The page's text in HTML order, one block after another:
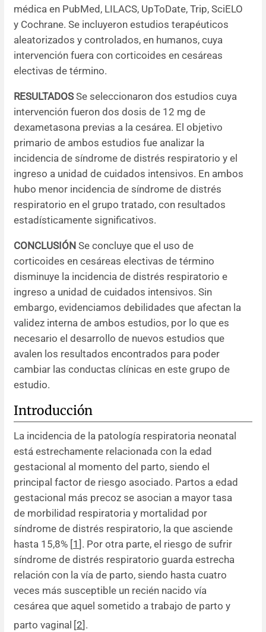
médica en PubMed, LILACS, UpToDate, Trip, SciELO
y Cochrane. Se incluyeron estudios terapéuticos
aleatorizados y controlados, en humanos, cuya
intervención fuera con corticoides en cesáreas
electivas de término.
RESULTADOS Se seleccionaron dos estudios cuya
intervención fueron dos dosis de 12 mg de
dexametasona previas a la cesárea. El objetivo
primario de ambos estudios fue analizar la
incidencia de síndrome de distrés respiratorio y el
ingreso a unidad de cuidados intensivos. En ambos
hubo menor incidencia de síndrome de distrés
respiratorio en el grupo tratado, con resultados
estadísticamente significativos.
CONCLUSIÓN Se concluye que el uso de
corticoides en cesáreas electivas de término
disminuye la incidencia de distrés respiratorio e
ingreso a unidad de cuidados intensivos. Sin
embargo, evidenciamos debilidades que afectan la
validez interna de ambos estudios, por lo que es
necesario el desarrollo de nuevos estudios que
avalen los resultados encontrados para poder
cambiar las conductas clínicas en este grupo de
estudio.
Introducción
La incidencia de la patología respiratoria neonatal
está estrechamente relacionada con la edad
gestacional al momento del parto, siendo el
principal factor de riesgo asociado. Partos a edad
gestacional más precoz se asocian a mayor tasa
de morbilidad respiratoria y mortalidad por
síndrome de distrés respiratorio, la que asciende
hasta 15,8% [1 ]. Por otra parte, el riesgo de sufrir
síndrome de distrés respiratorio guarda estrecha
relación con la vía de parto, siendo hasta cuatro
veces más susceptible un recién nacido vía
cesárea que aquel sometido a trabajo de parto y
parto vaginal [2].